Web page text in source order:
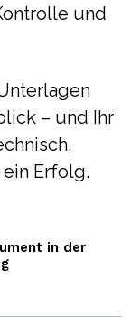
und
– und Ihr
Erfolg.
in der